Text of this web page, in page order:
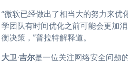
“微软已经做出了相当大的努力来
学团队有时间优化之前可能会更加
衡决策，”普拉特解释道。
大卫·吉尔是一位关注网络安全问题